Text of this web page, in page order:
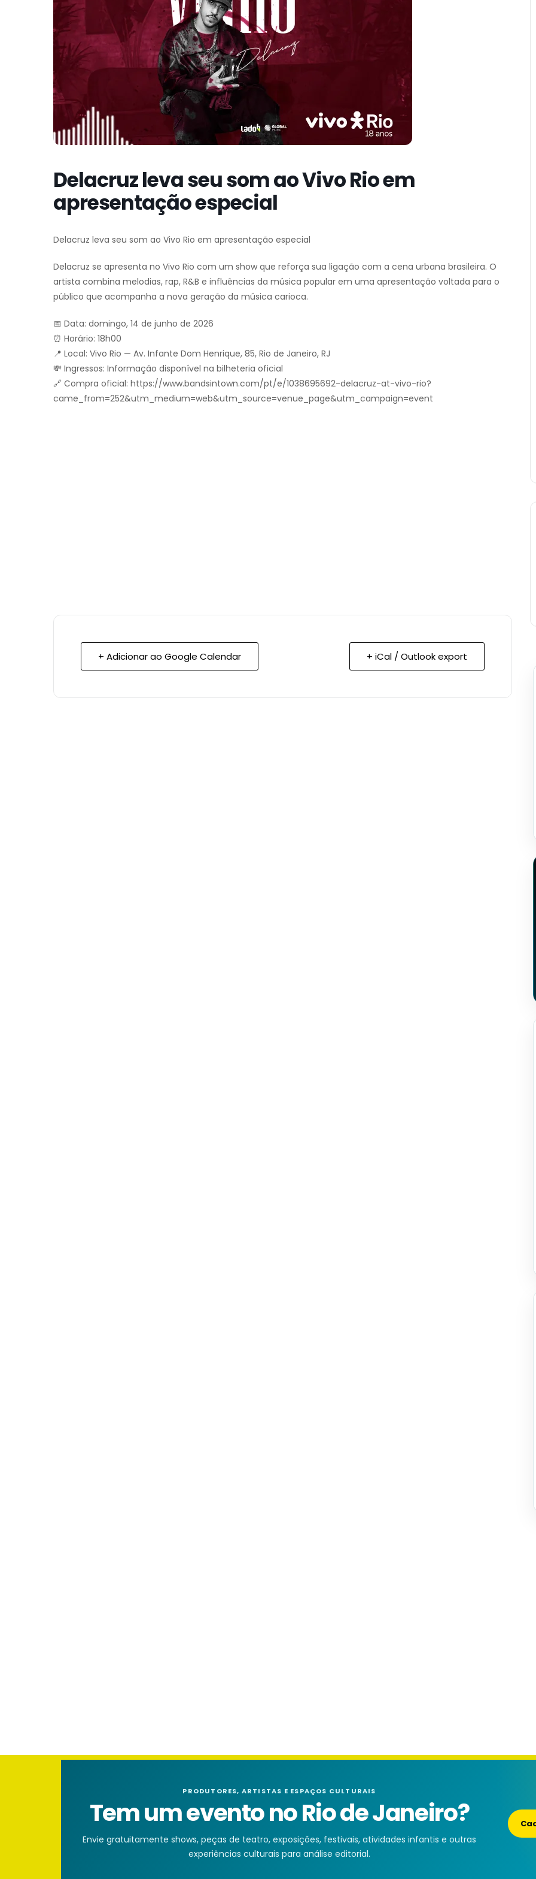
Delacruz leva seu som ao Vivo Rio em
apresentação especial
Delacruz leva seu som ao Vivo Rio em apresentação especial
Delacruz se apresenta no Vivo Rio com um show que reforça sua ligação com a cena urbana brasileira. O
artista combina melodias, rap, R&B e influências da música popular em uma apresentação voltada para o
público que acompanha a nova geração da música carioca.
📅 Data: domingo, 14 de junho de 2026
⏰ Horário: 18h00
📍 Local: Vivo Rio — Av. Infante Dom Henrique, 85, Rio de Janeiro, RJ
💸 Ingressos: Informação disponível na bilheteria oficial
🔗 Compra oficial: https://www.bandsintown.com/pt/e/1038695692-delacruz-at-vivo-rio?
came_from=252&utm_medium=web&utm_source=venue_page&utm_campaign=event
+ Adicionar ao Google Calendar + iCal / Outlook export
PRODUTORES, ARTISTAS E ESPAÇOS CULTURAIS
Tem um evento no Rio de Janeiro?
Envie gratuitamente shows, peças de teatro, exposições, festivais, atividades infantis e outras
experiências culturais para análise editorial.